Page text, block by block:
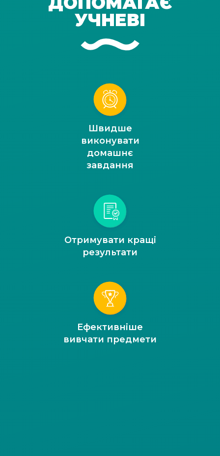
УЧНЕВІ
Швидше
виконувати
домашнє
завдання
Отримувати кращі
результати
Ефективніше
вивчати предмети